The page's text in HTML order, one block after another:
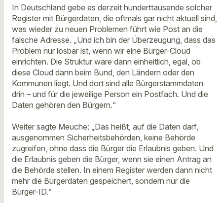
In Deutschland gebe es derzeit hunderttausende solcher
Register mit Bürgerdaten, die oftmals gar nicht aktuell sind,
was wieder zu neuen Problemen führt wie Post an die
falsche Adresse. „Und ich bin der Überzeugung, dass das
Problem nur lösbar ist, wenn wir eine Bürger-Cloud
einrichten. Die Struktur wäre dann einheitlich, egal, ob
diese Cloud dann beim Bund, den Ländern oder den
Kommunen liegt. Und dort sind alle Bürgerstammdaten
drin – und für die jeweilige Person ein Postfach. Und die
Daten gehören den Bürgern.“
Weiter sagte Meuche: „Das heißt, auf die Daten darf,
ausgenommen Sicherheitsbehörden, keine Behörde
zugreifen, ohne dass die Bürger die Erlaubnis geben. Und
die Erlaubnis geben die Bürger, wenn sie einen Antrag an
die Behörde stellen. In einem Register werden dann nicht
mehr die Bürgerdaten gespeichert, sondern nur die
Bürger-ID.“